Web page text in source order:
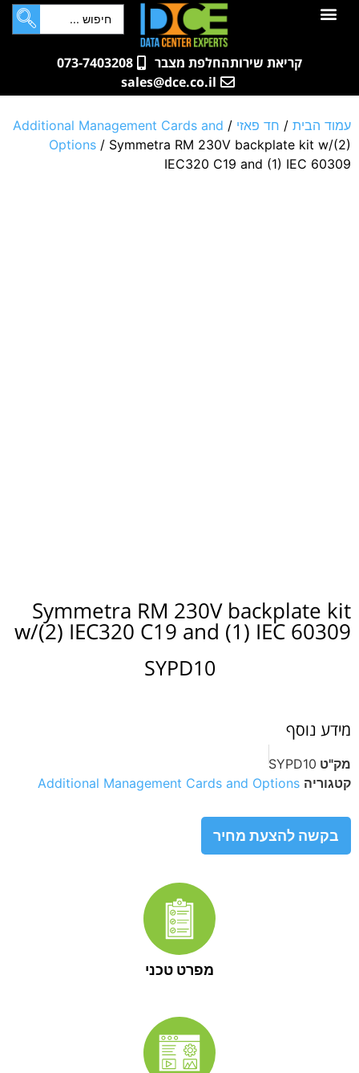
לתוכן
קריאת שירותהחלפת מצבר
073-7403208
sales@dce.co.il
עמוד הבית / חד פאזי /
Additional Management Cards and
Options / Symmetra RM 230V backplate kit w/(2)
IEC320 C19 and (1) IEC 60309
Symmetra RM 230V backplate kit
w/(2) IEC320 C19 and (1) IEC 60309
SYPD10
מידע נוסף
מק"ט SYPD10
קטגוריה Additional Management Cards and Options
בקשה להצעת מחיר
מפרט טכני